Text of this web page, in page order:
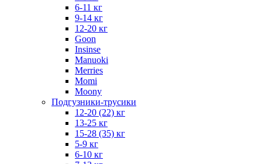
6-11 кг
9-14 кг
12-20 кг
Goon
Insinse
Manuoki
Merries
Momi
Moony
Подгузники-трусики
12-20 (22) кг
13-25 кг
15-28 (35) кг
5-9 кг
6-10 кг